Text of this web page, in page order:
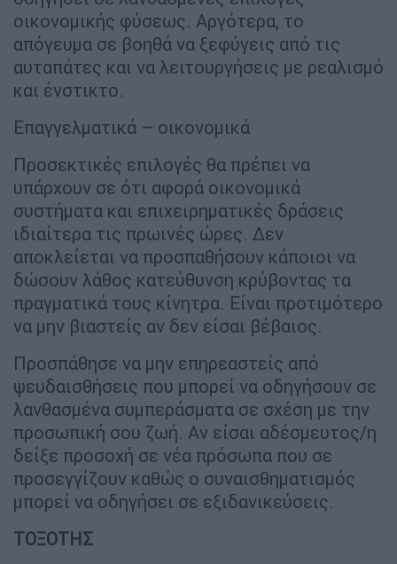
οικονομικής φύσεως. Αργότερα, το
απόγευμα σε βοηθά να ξεφύγεις από τις
αυταπάτες και να λειτουργήσεις με ρεαλισμό
και ένστικτο.
Επαγγελματικά – οικονομικά
Προσεκτικές επιλογές θα πρέπει να
υπάρχουν σε ότι αφορά οικονομικά
συστήματα και επιχειρηματικές δράσεις
ιδιαίτερα τις πρωινές ώρες. Δεν
αποκλείεται να προσπαθήσουν κάποιοι να
δώσουν λάθος κατεύθυνση κρύβοντας τα
πραγματικά τους κίνητρα. Είναι προτιμότερο
να μην βιαστείς αν δεν είσαι βέβαιος.
Προσπάθησε να μην επηρεαστείς από
ψευδαισθήσεις που μπορεί να οδηγήσουν σε
λανθασμένα συμπεράσματα σε σχέση με την
προσωπική σου ζωή. Αν είσαι αδέσμευτος/η
δείξε προσοχή σε νέα πρόσωπα που σε
προσεγγίζουν καθώς ο συναισθηματισμός
μπορεί να οδηγήσει σε εξιδανικεύσεις.
ΤΟΞΟΤΗΣ